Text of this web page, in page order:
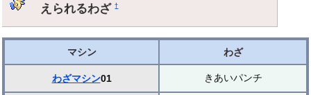
えられるわざ†
マシン わざ
わざマシン01 きあいパンチ